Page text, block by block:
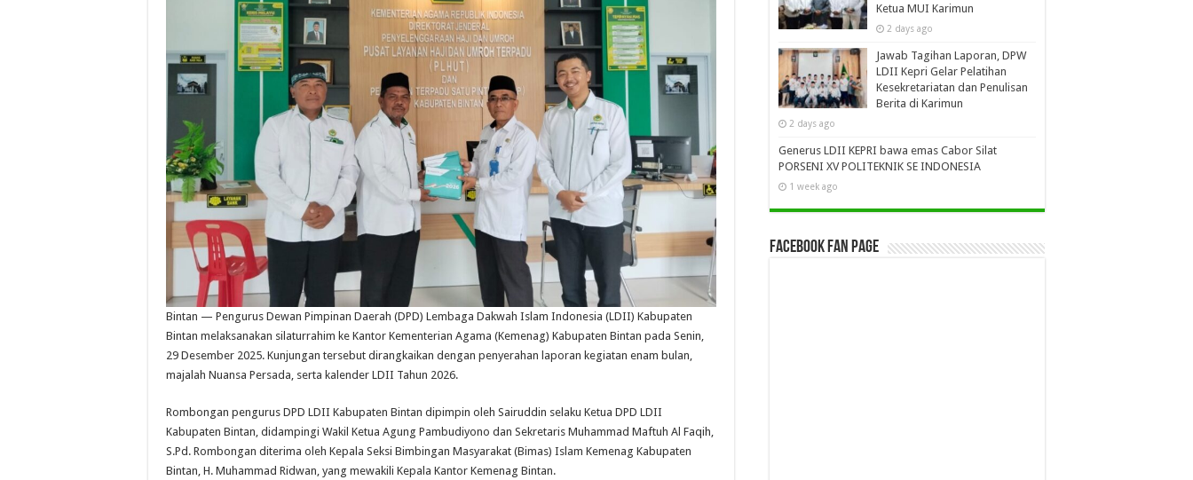
Bintan — Pengurus Dewan Pimpinan Daerah (DPD) Lembaga Dakwah Islam Indonesia (LDII) Kabupaten
Bintan melaksanakan silaturrahim ke Kantor Kementerian Agama (Kemenag) Kabupaten Bintan pada Senin,
29 Desember 2025. Kunjungan tersebut dirangkaikan dengan penyerahan laporan kegiatan enam bulan,
majalah Nuansa Persada, serta kalender LDII Tahun 2026.
Rombongan pengurus DPD LDII Kabupaten Bintan dipimpin oleh Sairuddin selaku Ketua DPD LDII
Kabupaten Bintan, didampingi Wakil Ketua Agung Pambudiyono dan Sekretaris Muhammad Maftuh Al Faqih,
S.Pd. Rombongan diterima oleh Kepala Seksi Bimbingan Masyarakat (Bimas) Islam Kemenag Kabupaten
Bintan, H. Muhammad Ridwan, yang mewakili Kepala Kantor Kemenag Bintan.
Ketua MUI Karimun
2 days ago
Jawab Tagihan Laporan, DPW
LDII Kepri Gelar Pelatihan
Kesekretariatan dan Penulisan
Berita di Karimun
2 days ago
Generus LDII KEPRI bawa emas Cabor Silat
PORSENI XV POLITEKNIK SE INDONESIA
1 week ago
Facebook Fan Page